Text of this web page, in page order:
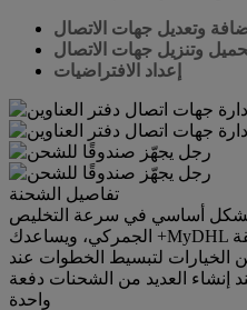
وتعديل جهات الاتصال
وتنزيل جهات الاتصال
إعداد الافتراضيات
تفاصيل الشحنة
أساسي في سرعة التخليص
الجمركي، ويساعدك +MyDHL في تقديم أوصاف كاملة ودقيقة
الخيارات لتبسيط الخطوات عند
إنشاء العديد من الشحنات دفعة
واحدة